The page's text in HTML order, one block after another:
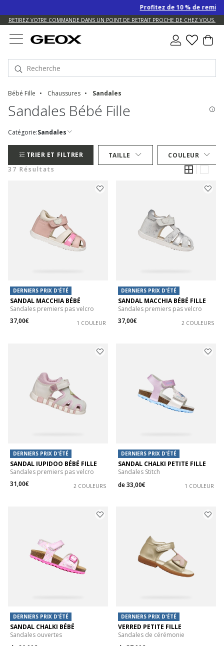
Profitez de 10 % de remise
RETIREZ VOTRE COMMANDE DANS UN POINT DE RETRAIT PROCHE DE CHEZ VOUS.
Bébé Fille Chaussures Sandales
Sandales Bébé Fille
Catégorie:Sandales
TRIER ET FILTRER TAILLE
COULEUR
37 Résultats
DERNIERS PRIX D'ÉTÉ
SANDAL MACCHIA BÉBÉ
Sandales premiers pas velcro
37,00€
1 COULEUR
DERNIERS PRIX D'ÉTÉ
SANDAL MACCHIA BÉBÉ FILLE
Sandales premiers pas velcro
37,00€
2 COULEURS
DERNIERS PRIX D'ÉTÉ
SANDAL IUPIDOO BÉBÉ FILLE
Sandales premiers pas velcro
31,00€
2 COULEURS
DERNIERS PRIX D'ÉTÉ
SANDAL CHALKI PETITE FILLE
Sandales Stitch
de33,00€ 1 COULEUR
DERNIERS PRIX D'ÉTÉ
SANDAL CHALKI BÉBÉ
Sandales ouvertes
DERNIERS PRIX D'ÉTÉ
VERRED PETITE FILLE
Sandales de cérémonie